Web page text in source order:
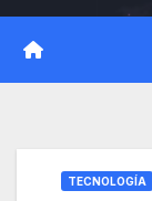
TECNOLOGÍA